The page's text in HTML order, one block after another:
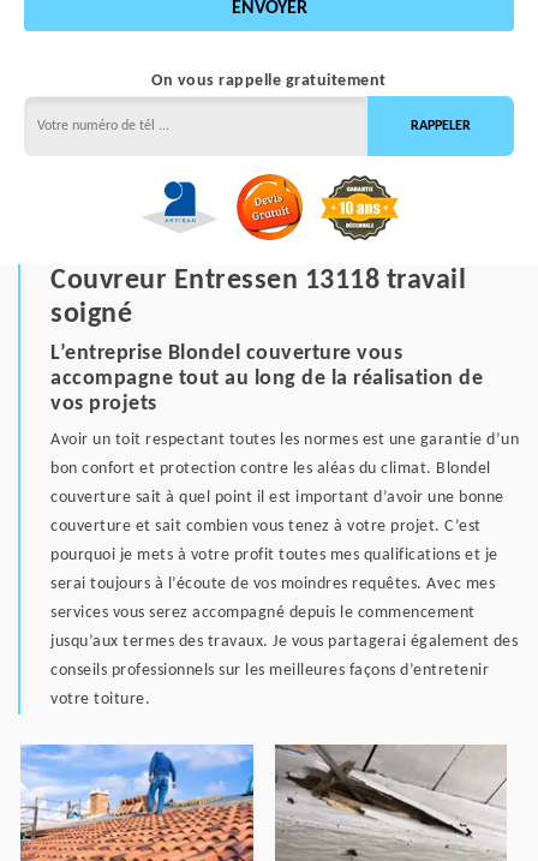
On vous rappelle gratuitement
Couvreur Entressen 13118 travail
soigné
L’entreprise Blondel couverture vous
accompagne tout au long de la réalisation de
vos projets
Avoir un toit respectant toutes les normes est une garantie d’un
bon confort et protection contre les aléas du climat. Blondel
couverture sait à quel point il est important d’avoir une bonne
couverture et sait combien vous tenez à votre projet. C’est
pourquoi je mets à votre profit toutes mes qualifications et je
serai toujours à l’écoute de vos moindres requêtes. Avec mes
services vous serez accompagné depuis le commencement
jusqu’aux termes des travaux. Je vous partagerai également des
conseils professionnels sur les meilleures façons d’entretenir
votre toiture.